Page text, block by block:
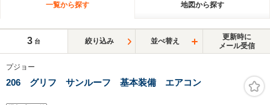
一覧から探す 地図から探す
3 台 絞り込み 並べ替え
更新時に
メール受信
プジョー
206 グリフ サンルーフ 基本装備 エアコン